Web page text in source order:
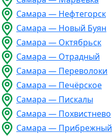
Самара — Нефтегорск
Самара — Новый Буян
Самара — Октябрьск
Самара — Отрадный
Самара — Переволоки
Самара — Печёрское
Самара — Пискалы
Самара — Похвистнево
Самара — Прибрежный